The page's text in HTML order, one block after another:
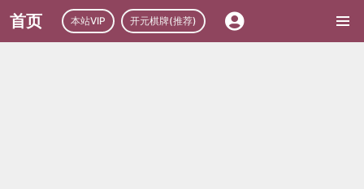
首页 本站VIP 开元棋牌(推荐)